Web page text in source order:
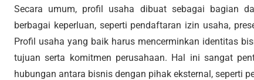
Secara umum, profil usaha dibuat sebagai bagian
berbagai keperluan, seperti pendaftaran izin usaha,
Profil usaha yang baik harus mencerminkan identitas
tujuan serta komitmen perusahaan. Hal ini sangat
hubungan antara bisnis dengan pihak eksternal, seperti